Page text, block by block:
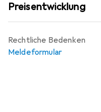
Preisentwicklung
Rechtliche Bedenken
Meldeformular